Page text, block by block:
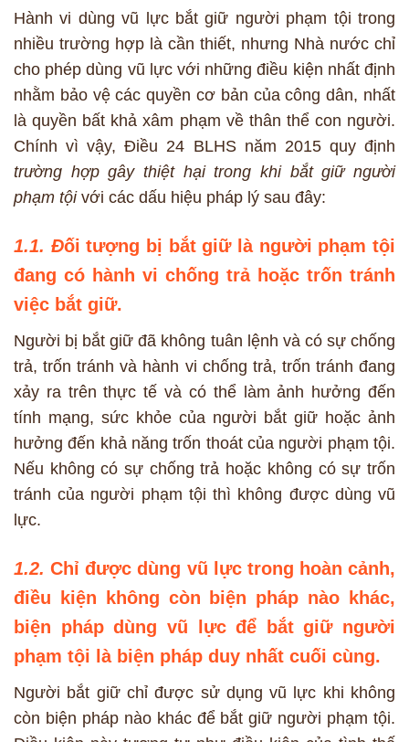
Hành vi dùng vũ lực bắt giữ người phạm tội trong
nhiều trường hợp là cần thiết, nhưng Nhà nước chỉ
cho phép dùng vũ lực với những điều kiện nhất định
nhằm bảo vệ các quyền cơ bản của công dân, nhất
là quyền bất khả xâm phạm về thân thể con người.
Chính vì vậy, Điều 24 BLHS năm 2015 quy định
trường hợp gây thiệt hại trong khi bắt giữ người
phạm tộivới các dấu hiệu pháp lý sau đây:
1.1. Đối tượng bị bắt giữ là người phạm tội
đang có hành vi chống trả hoặc trốn tránh
việc bắt giữ.
Người bị bắt giữ đã không tuân lệnh và có sự chống
trả, trốn tránh và hành vi chống trả, trốn tránh đang
xảy ra trên thực tế và có thể làm ảnh hưởng đến
tính mạng, sức khỏe của người bắt giữ hoặc ảnh
hưởng đến khả năng trốn thoát của người phạm tội.
Nếu không có sự chống trả hoặc không có sự trốn
tránh của người phạm tội thì không được dùng vũ
lực.
1.2.Chỉ được dùng vũ lực trong hoàn cảnh,
điều kiện không còn biện pháp nào khác,
biện pháp dùng vũ lực để bắt giữ người
phạm tội là biện pháp duy nhất cuối cùng.
Người bắt giữ chỉ được sử dụng vũ lực khi không
còn biện pháp nào khác để bắt giữ người phạm tội.